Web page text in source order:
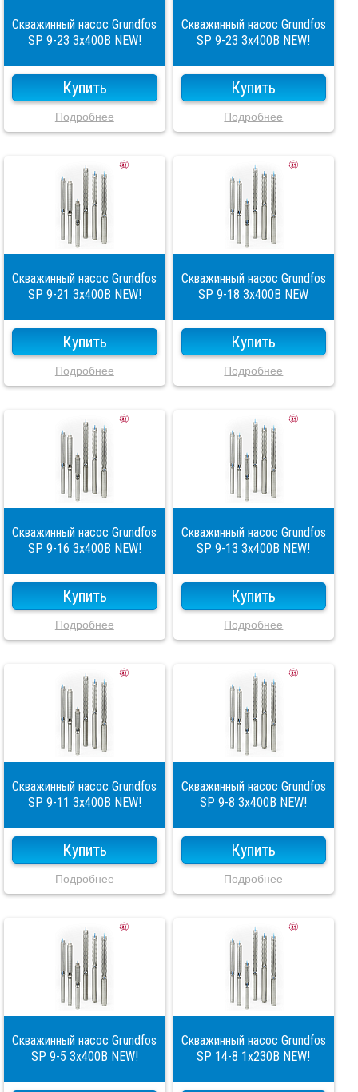
Скважинный насос Grundfos
SP 9-23 3x400В NEW!
Купить
Подробнее
Скважинный насос Grundfos
SP 9-23 3x400В NEW!
Купить
Подробнее
Скважинный насос Grundfos
SP 9-21 3x400В NEW!
Купить
Подробнее
Скважинный насос Grundfos
SP 9-18 3x400В NEW
Купить
Подробнее
Скважинный насос Grundfos
SP 9-16 3x400В NEW!
Купить
Подробнее
Скважинный насос Grundfos
SP 9-13 3x400В NEW!
Купить
Подробнее
Скважинный насос Grundfos
SP 9-11 3x400В NEW!
Купить
Подробнее
Скважинный насос Grundfos
SP 9-8 3x400В NEW!
Купить
Подробнее
Скважинный насос Grundfos
SP 9-5 3x400В NEW!
Скважинный насос Grundfos
SP 14-8 1x230В NEW!